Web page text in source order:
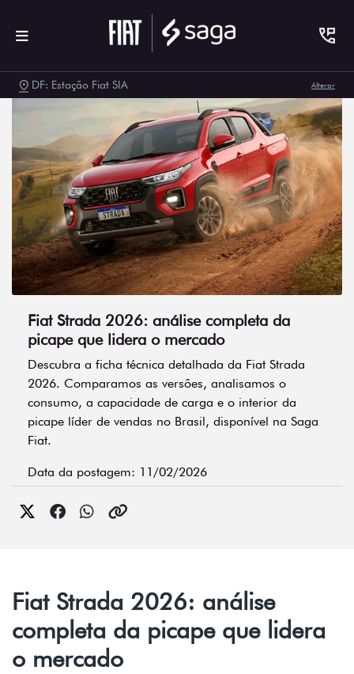
DF: Estação Fiat SIA Alterar
Fiat Strada 2026: análise completa da
picape que lidera o mercado
Descubra a ficha técnica detalhada da Fiat Strada
2026. Comparamos as versões, analisamos o
consumo, a capacidade de carga e o interior da
picape líder de vendas no Brasil, disponível na Saga
Fiat.
Data da postagem: 11/02/2026
Fiat Strada 2026: análise
completa da picape que lidera
o mercado